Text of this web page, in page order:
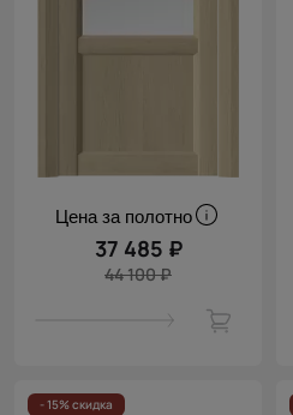
Цена за полотно
37 485 ₽
44 100 ₽
- 15% скидка